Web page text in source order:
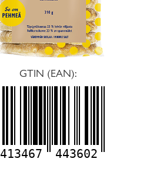
GTIN (EAN):
413467 443602